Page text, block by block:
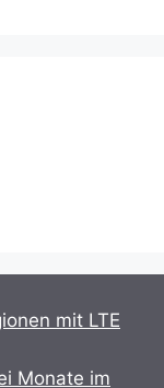
mit LTE
Monate im